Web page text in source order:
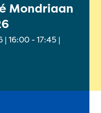
Mondriaan
|